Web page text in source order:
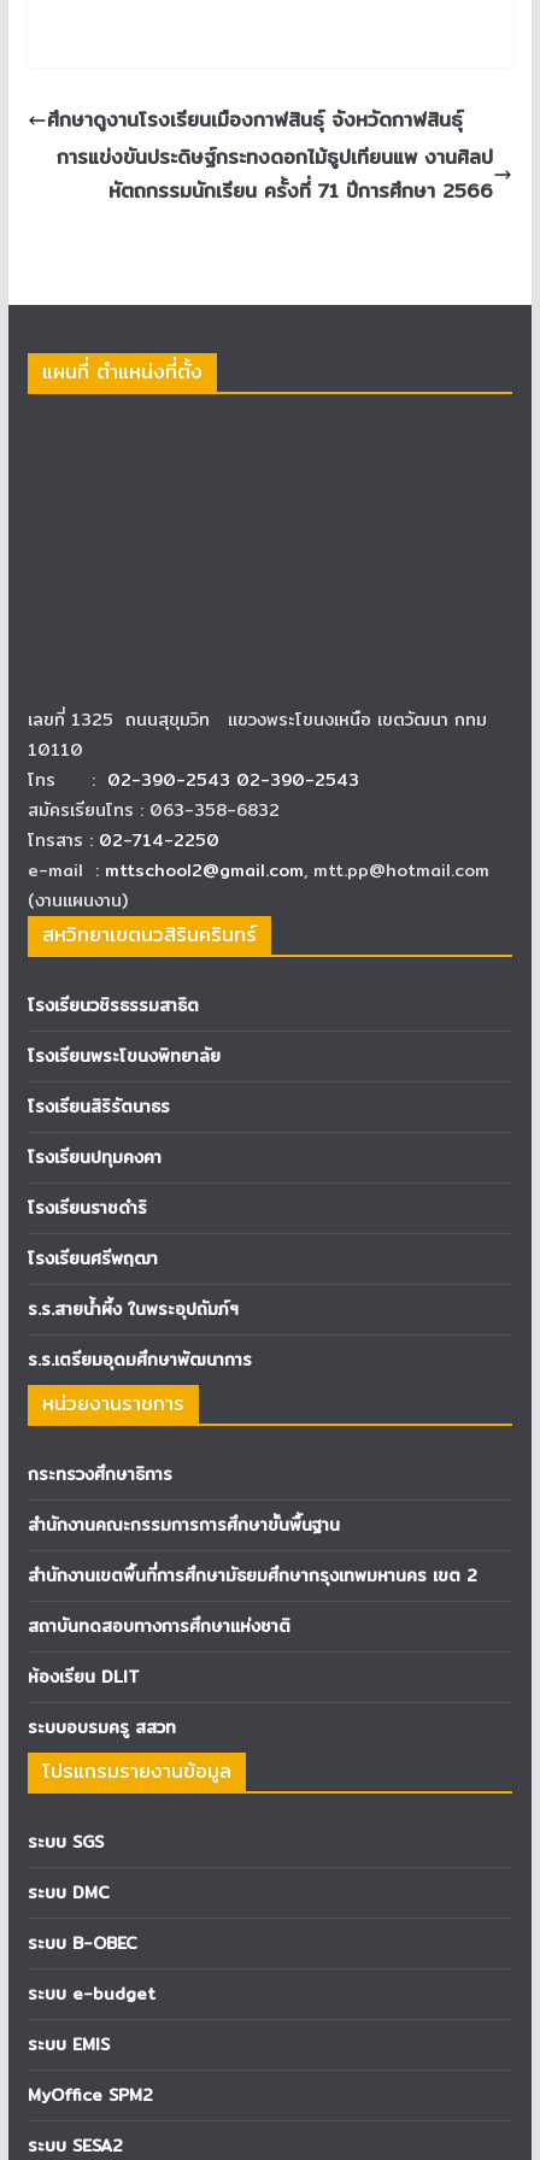
ศึกษาดูงานโรงเรียนเมืองกาฬสินธุ์ จังหวัดกาฬสินธุ์
การแข่งขันประดิษฐ์กระทงดอกไม้ธูปเทียนแพ งานศิลป
หัตถกรรมนักเรียน ครั้งที่ 71 ปีการศึกษา 2566
แผนที่ ตำแหน่งที่ตั้ง
เลขที่ 1325 ถนนสุขุมวิท แขวงพระโขนงเหนือ เขตวัฒนา กทม
10110
โทร : 02-390-2543 02-390-2543
สมัครเรียนโทร : 063-358-6832
โทรสาร : 02-714-2250
e-mail : mttschool2@gmail.com, mtt.pp@hotmail.com
(งานแผนงาน)
สหวิทยาเขตนวสิรินครินทร์
โรงเรียนวชิรธรรมสาธิต
โรงเรียนพระโขนงพิทยาลัย
โรงเรียนสิริรัตนาธร
โรงเรียนปทุมคงคา
โรงเรียนราชดำริ
โรงเรียนศรีพฤฒา
ร.ร.สายน้ำผึ้ง ในพระอุปถัมภ์ฯ
ร.ร.เตรียมอุดมศึกษาพัฒนาการ
หน่วยงานราชการ
กระทรวงศึกษาธิการ
สำนักงานคณะกรรมการการศึกษาขั้นพื้นฐาน
สำนักงานเขตพื้นที่การศึกษามัธยมศึกษากรุงเทพมหานคร เขต 2
สถาบันทดสอบทางการศึกษาแห่งชาติ
ห้องเรียน DLIT
ระบบอบรมครู สสวท
โปรแกรมรายงานข้อมูล
ระบบ SGS
ระบบ DMC
ระบบ B-OBEC
ระบบ e-budget
ระบบ EMIS
MyOffice SPM2
ระบบ SESA2